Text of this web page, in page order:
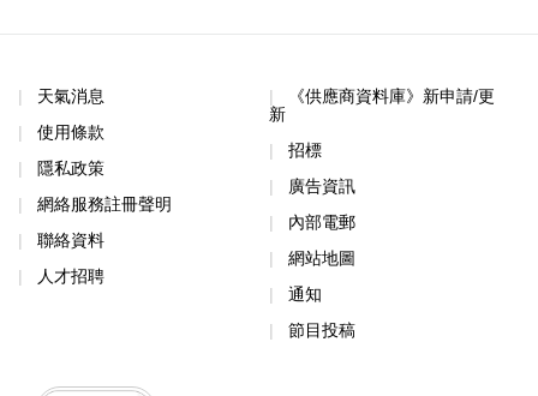
天氣消息
使用條款
隱私政策
網絡服務註冊聲明
聯絡資料
人才招聘
《供應商資料庫》新申請/更
新
招標
廣告資訊
內部電郵
網站地圖
通知
節目投稿